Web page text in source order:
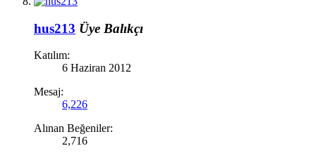
hus213 Üye Balıkçı
Katılım:
6 Haziran 2012
Mesaj:
6,226
Alınan Beğeniler:
2,716